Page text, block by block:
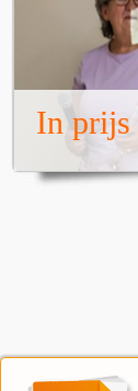
In prijs